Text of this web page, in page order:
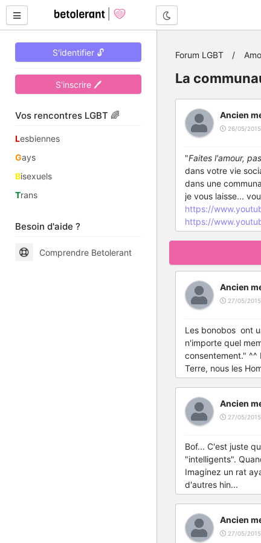
S'identifier 🔓
S'inscrire 🖊
Vos rencontres LGBT 🌈
Lesbiennes
Gays
Bisexuels
Trans
Besoin d'aide ?
Comprendre Betolerant
Forum LGBT
La
Ancien
26/05/
"Faites l'amour,
dans votre vie
dans une
je vous laisse...
https://
https://
Ancien
27/05/
Les bonobos ont
n'importe quel
consentement." ^^
Terre, nous les
Ancien
27/05/
Bof... C'est juste
"intelligents".
Imaginez un rat
d'autres hin...
Ancien
27/05/